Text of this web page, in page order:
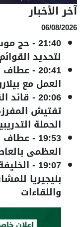
آخر الأخبار
06/08/2026
21:40
-
لتحديد القوائم
20:41
-عطاف
العمل مع
20:06
- قائد
تفتيش
الحملة
19:53
-عطاف
العظمى
19:07
-
بنيجيريا
واللقاءات